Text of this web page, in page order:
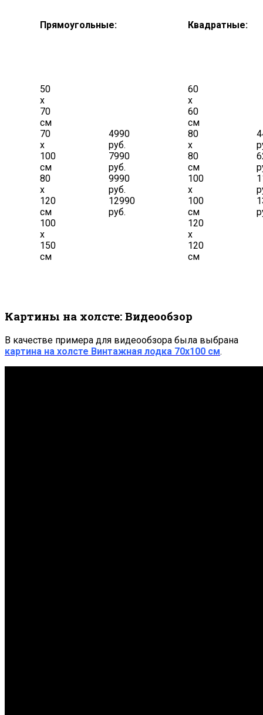
Прямоугольные: Квадратные:
50
х
70
см
70
х
100
см
80
х
120
см
100
х
150
см
4990
руб.
7990
руб.
9990
руб.
12990
руб.
60
х
60
см
80
х
80
см
100
х
100
см
120
х
120
см
Картины на холсте: Видеообзор
В качестве примера для видеообзора была выбрана
картина на холсте Винтажная лодка 70х100 см.